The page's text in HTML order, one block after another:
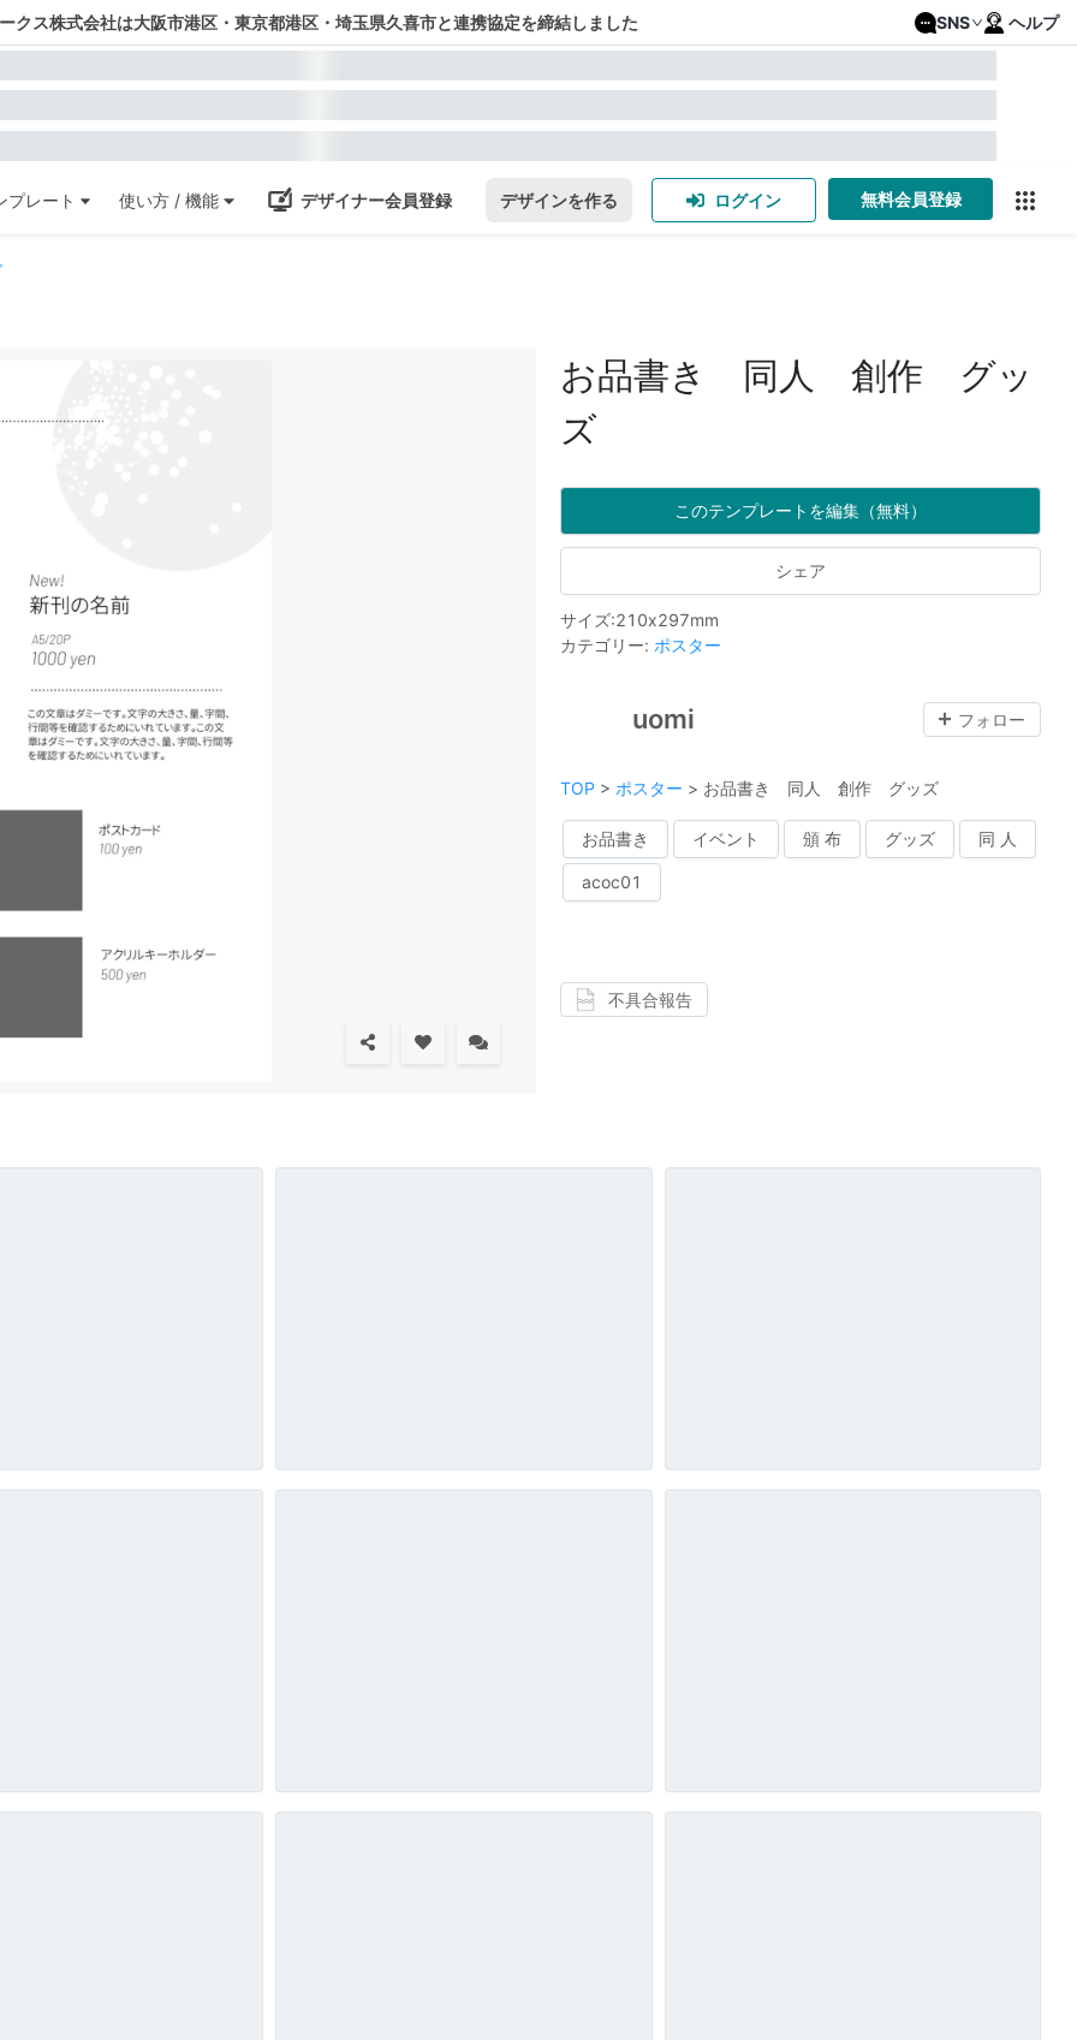
クス株式会社は大阪市港区・東京都港区・埼玉県久喜市と連携協定を締結しました SNS ヘルプ
プレート 使い方 / 機能 デザイナー会員登録 デザインを作る ログイン 無料会員登録
お品書き 同人 創作 グッ
ズ
このテンプレートを編集（無料）
シェア
サイズ:210x297mm
カテゴリー: ポスター
uomi フォロー
TOP > ポスター > お品書き 同人 創作 グッズ
お品書き イベント 頒 布 グッズ 同 人
acoc01
不具合報告